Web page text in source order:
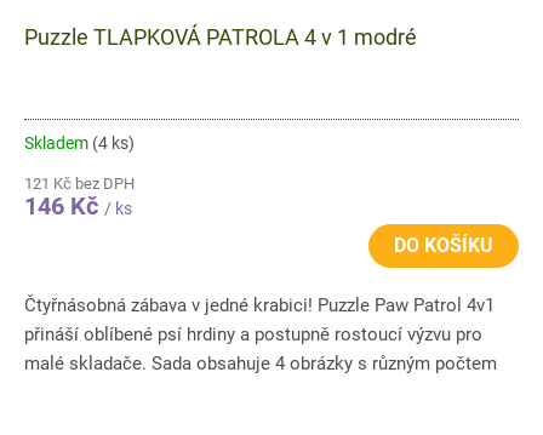
Puzzle TLAPKOVÁ PATROLA 4 v 1 modré
Skladem (4 ks)
121 Kč bez DPH
146 Kč / ks
DO KOŠÍKU
Čtyřnásobná zábava v jedné krabici! Puzzle Paw Patrol 4v1
přináší oblíbené psí hrdiny a postupně rostoucí výzvu pro
malé skladače. Sada obsahuje 4 obrázky s různým počtem